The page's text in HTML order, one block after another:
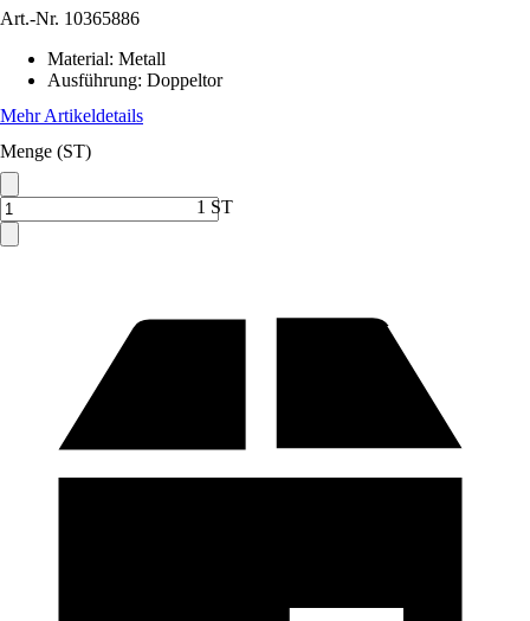
Art.-Nr. 10365886
Material: Metall
Ausführung: Doppeltor
Mehr Artikeldetails
Menge (ST)
1 ST